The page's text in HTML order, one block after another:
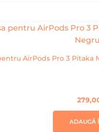
AirPods Pro 3 Pitaka
ADAUGĂ